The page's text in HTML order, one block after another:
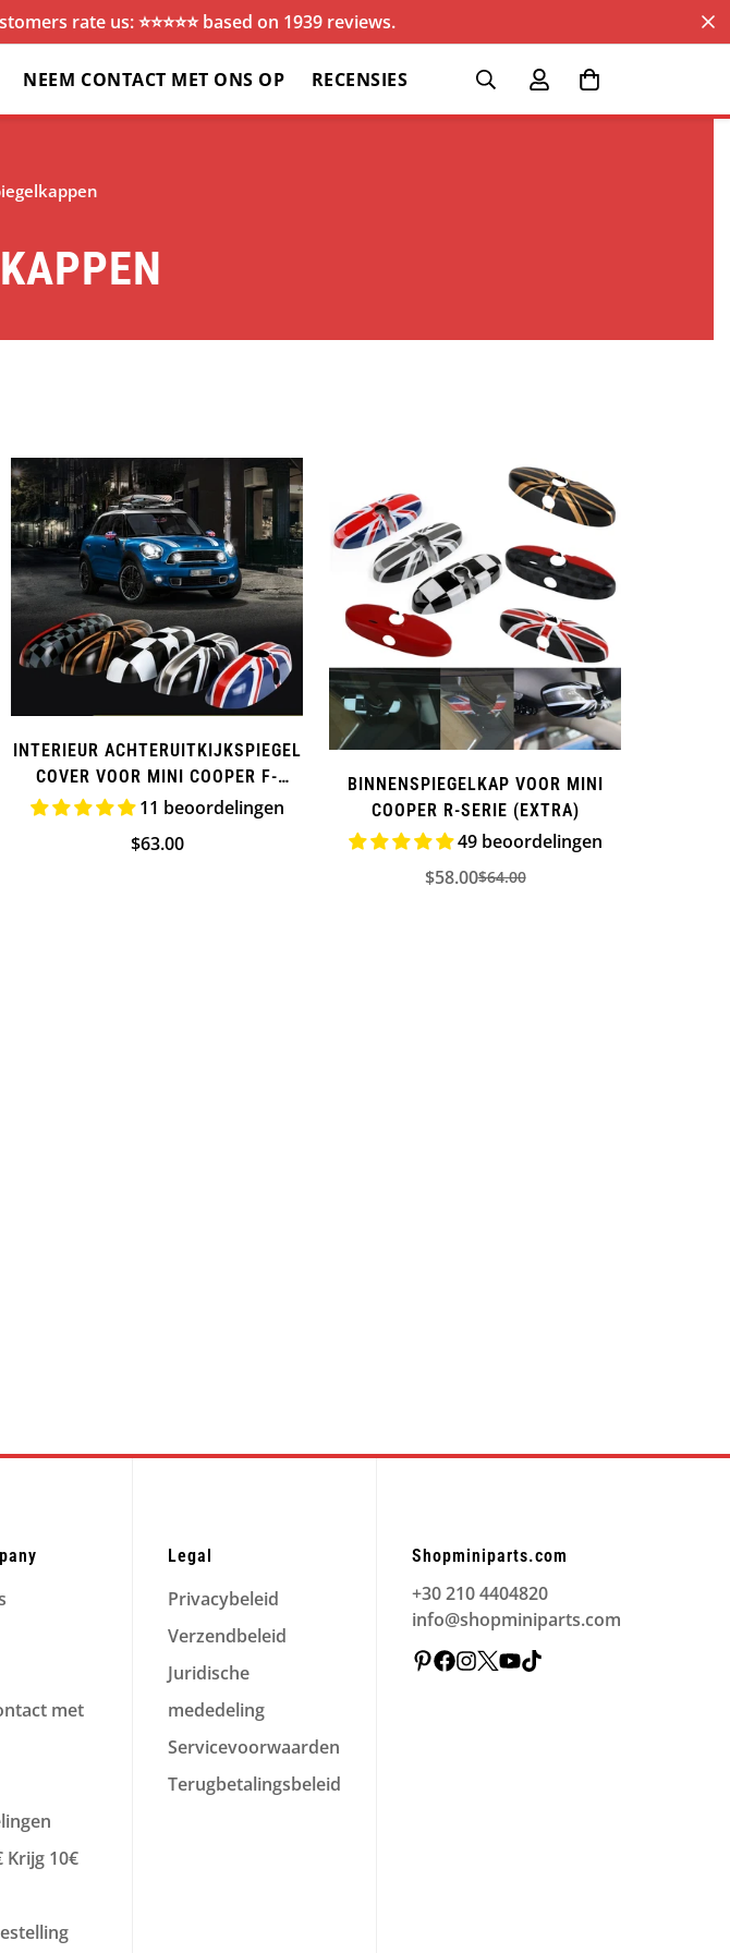
rate us: ⭐️⭐️⭐️⭐️⭐️ based on 1939 reviews.
NEEM CONTACT MET ONS OP RECENSIES
INTERIEUR ACHTERUITKIJKSPIEGEL
COVER VOOR MINI COOPER F-
SERIES (EXTRA)
11 beoordelingen
Normale
$63.00
BINNENSPIEGELKAP VOOR MINI
COOPER R-SERIE (EXTRA)
49 beoordelingen
Verkoopprijs
$58.00Normale
$64.00
met
Krijg 10€
Legal
Privacybeleid
Verzendbeleid
Juridische
mededeling
Servicevoorwaarden
Terugbetalingsbeleid
Shopminiparts.com
+30 210 4404820
info@shopminiparts.com
age
old or older?